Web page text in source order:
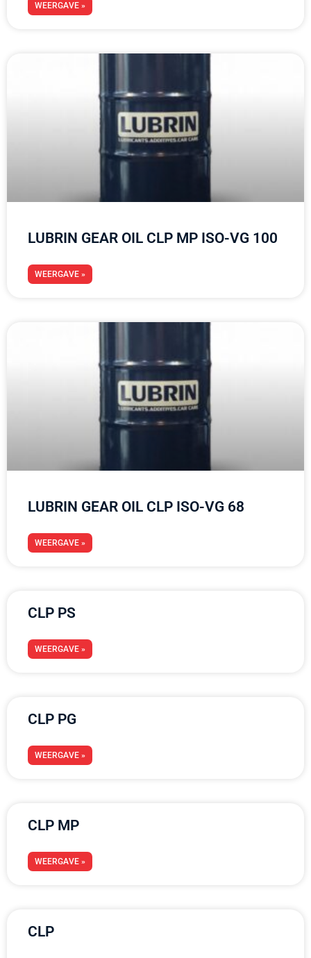
WEERGAVE »
LUBRIN GEAR OIL CLP MP ISO-VG 100
WEERGAVE »
LUBRIN GEAR OIL CLP ISO-VG 68
WEERGAVE »
CLP PS
WEERGAVE »
CLP PG
WEERGAVE »
CLP MP
WEERGAVE »
CLP